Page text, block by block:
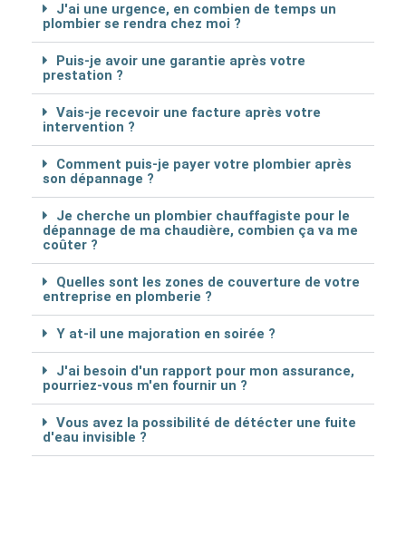
J'ai une urgence, en combien de temps un
plombier se rendra chez moi ?
Puis-je avoir une garantie après votre
prestation ?
Vais-je recevoir une facture après votre
intervention ?
Comment puis-je payer votre plombier après
son dépannage ?
Je cherche un plombier chauffagiste pour le
dépannage de ma chaudière, combien ça va me
coûter ?
Quelles sont les zones de couverture de votre
entreprise en plomberie ?
Y at-il une majoration en soirée ?
J'ai besoin d'un rapport pour mon assurance,
pourriez-vous m'en fournir un ?
Vous avez la possibilité de détécter une fuite
d'eau invisible ?